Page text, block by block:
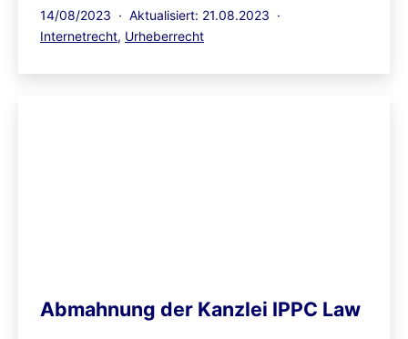
Veröffentlicht
am
14/08/2023
Aktualisiert: 21.08.2023
Kategorisiert
Internetrecht, Urheberrecht
Abmahnung der Kanzlei IPPC Law